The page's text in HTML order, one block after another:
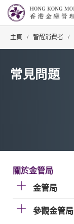
主頁 / 智醒消費者 /
常見問題
關於金管局
金管局
參觀金管局